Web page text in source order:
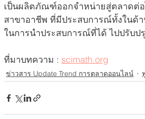
เป็นผลิตภัณฑ์ออกจำหน่ายสู่ตลาดต่อ
สาขาอาชีพ ที่มีประสบการณ์ทั้งในด้
ในการนำประสบการณ์ที่ได้ ไปปรับป
ที่มาบทความ : scimath.org
ข่าวสาร Update Trend การตลาดออนไลน์